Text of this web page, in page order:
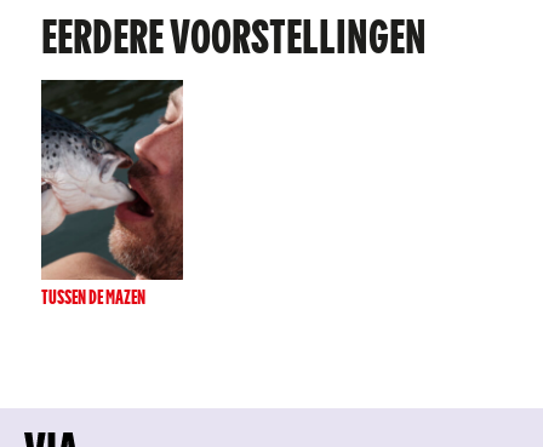
EERDERE VOORSTELLINGEN
TUSSEN DE MAZEN